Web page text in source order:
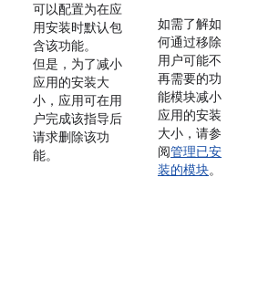
可以配置为在应
用安装时默认包
含该功能。
但是，为了减小
应用的安装大
小，应用可在用
户完成该指导后
请求删除该功
能。
如需了解如
何通过移除
用户可能不
再需要的功
能模块减小
应用的安装
大小，请参
阅管理已安
装的模块。